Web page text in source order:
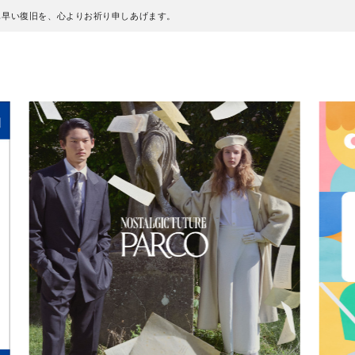
い復旧を、心よりお祈り申しあげます。